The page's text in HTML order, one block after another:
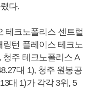
다.
테크노폴리스 센트럴
링턴 플레이스 테크노
청주 테크노폴리스 A
대 1), 청주 원봉공
대 1)가 각각 3위, 5